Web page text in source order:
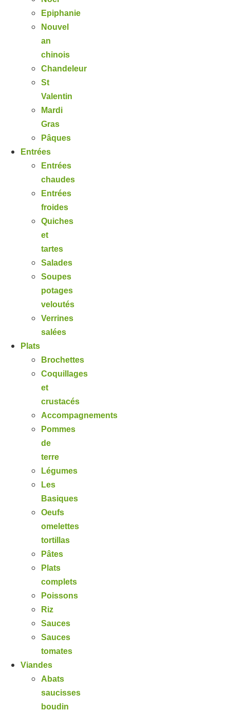
Epiphanie
Nouvel
an
chinois
Chandeleur
St
Valentin
Mardi
Gras
Pâques
Entrées
Entrées
chaudes
Entrées
froides
Quiches
et
tartes
Salades
Soupes
potages
veloutés
Verrines
salées
Plats
Brochettes
Coquillages
et
crustacés
Accompagnements
Pommes
de
terre
Légumes
Les
Basiques
Oeufs
omelettes
tortillas
Pâtes
Plats
complets
Poissons
Riz
Sauces
Sauces
tomates
Viandes
Abats
saucisses
boudin